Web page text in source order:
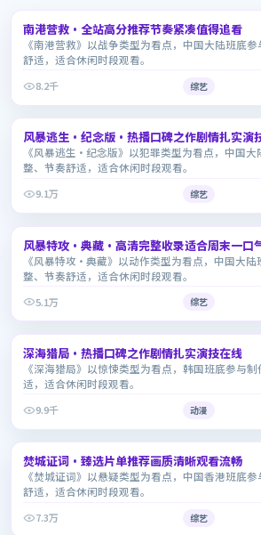
8.3
南港营救·全站高分推荐节奏紧凑值得追看
《南港营救》以战争类型为看点，中国大陆班底
舒适，适合休闲时段观看。
8.2千
综艺
6.3
风暴逃生·纪念版·热播口碑之作剧情扎实演
《风暴逃生·纪念版》以犯罪类型为看点，中国
整、节奏舒适，适合休闲时段观看。
9.1万
综艺
7.7
风暴特攻·典藏·高清完整收录适合周末一口
《风暴特攻·典藏》以动作类型为看点，中国大
整、节奏舒适，适合休闲时段观看。
5.1万
综艺
8.2
深海猎局·热播口碑之作剧情扎实演技在线
《深海猎局》以惊悚类型为看点，韩国班底参与
适，适合休闲时段观看。
9.9千
动漫
6.9
焚城证词·臻选片单推荐画质清晰观看流畅
《焚城证词》以悬疑类型为看点，中国香港班底
舒适，适合休闲时段观看。
7.3万
综艺